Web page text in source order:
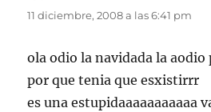
11 diciembre, 2008 a las 6:41 pm
ola odio la navidada la
por que tenia que esxistirrr
es una estupidaaaaaaaaaaa